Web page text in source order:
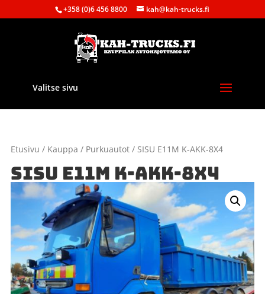
+358 (0)6 456 8800 kah@kah-trucks.fi
Valitse sivu
Etusivu / Kauppa / Purkuautot/ SISU E11M K-AKK-8X4
SISU E11M K-AKK-8X4